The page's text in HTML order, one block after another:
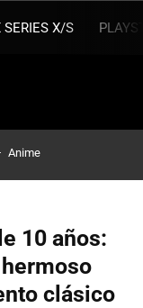
SERIES X/S
Anime
10 años:
clásico